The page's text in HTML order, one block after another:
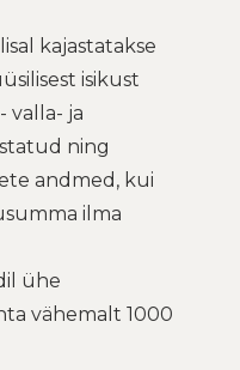
kajastatakse
isikust
valla- ja
ning
andmed, kui
ilma
ühe
vähemalt 1000